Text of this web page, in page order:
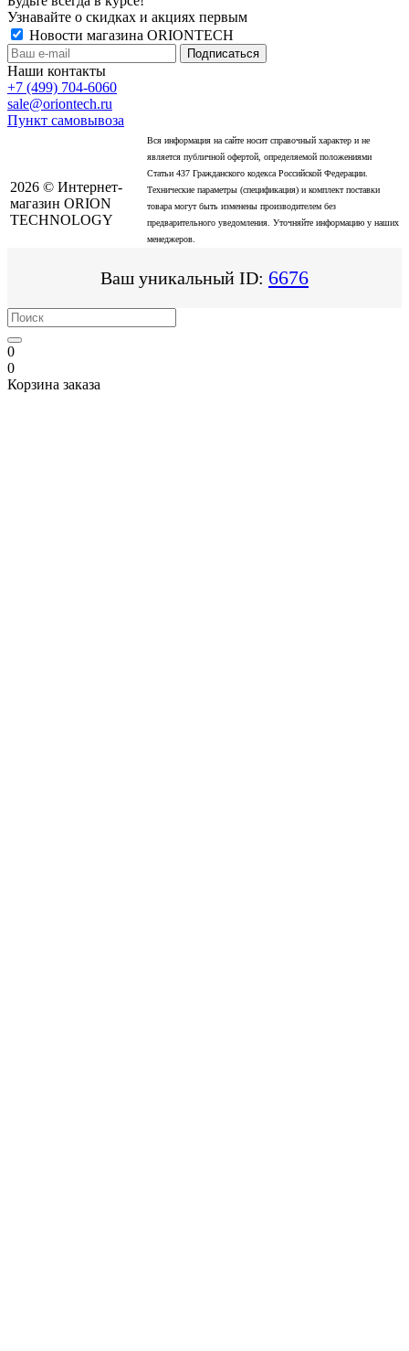
Узнавайте о скидках и акциях первым
Новости магазина ORIONTECH
Наши контакты
+7 (499) 704-6060
sale@oriontech.ru
Пункт самовывоза
Вся информация на сайте носит справочный характер и не
является публичной офертой, определяемой положениями
Статьи 437 Гражданского кодекса Российской Федерации.
Технические параметры (спецификация) и комплект поставки
товара могут быть изменены производителем без
предварительного уведомления. Уточняйте информацию у наших
менеджеров.
2026 © Интернет-
магазин ORION
TECHNOLOGY
Ваш уникальный ID: 6676
0
0
Корзина заказа